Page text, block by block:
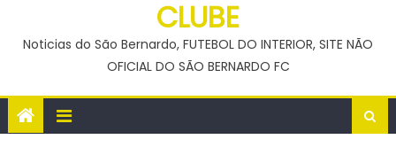
CLUBE
Noticias do São Bernardo, FUTEBOL DO INTERIOR, SITE NÃO
OFICIAL DO SÃO BERNARDO FC